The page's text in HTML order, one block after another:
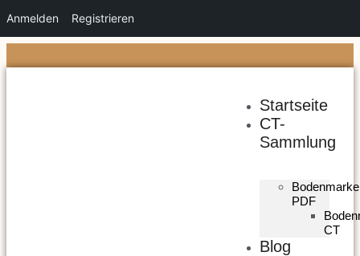
Anmelden Registrieren
Startseite
CT-
Sammlung
PDF
CT
Blog